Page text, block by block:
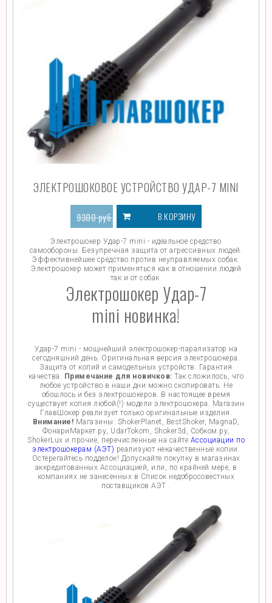
ЭЛЕКТРОШОКОВОЕ УСТРОЙСТВО УДАР-7 MINI
9300руб.
6000руб.
В КОРЗИНУ
Электрошокер Удар-7 mini - идеальное средство
самообороны. Безупречная защита от агрессивных людей.
Эффективнейшее средство против неуправляемых собак.
Электрошокер может применяться как в отношении людей
так и от собак.
Электрошокер Удар-7
mini новинка!
Удар-7 mini - мощнейший электрошокер-парализатор на
сегодняшний день. Оригинальная версия электрошокера.
Защита от копий и самодельных устройств. Гарантия
качества. Примечание для новичков: Так сложилось, что
любое устройство в наши дни можно скопировать. Не
обошлось и без электрошокеров. В настоящее время
существует копия любой(!) модели электрошокера. Магазин
ГлавШокер реализует только оригинальные изделия.
Внимание! Магазины: ShokerPlanet, BestShoker, MagnaD,
ФонариМаркет.ру, UdarTokom, Shoker3d, Собком.ру,
ShokerLux и прочие, перечисленные на сайте Ассоциации по
электрошокерам (АЭТ) реализуют некачественные копии.
Остерегайтесь подделок! Допускайте покупку в магазинах
аккредитованных Ассоциацией, или, по крайней мере, в
компаниях не занесенных в Список недобросовестных
поставщиков АЭТ .